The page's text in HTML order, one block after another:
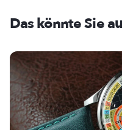
Das könnte Sie